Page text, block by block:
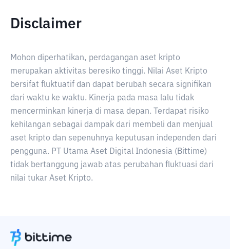
Disclaimer
Mohon diperhatikan, perdagangan aset kripto
merupakan aktivitas beresiko tinggi. Nilai Aset Kripto
bersifat fluktuatif dan dapat berubah secara signifikan
dari waktu ke waktu. Kinerja pada masa lalu tidak
mencerminkan kinerja di masa depan. Terdapat risiko
kehilangan sebagai dampak dari membeli dan menjual
aset kripto dan sepenuhnya keputusan independen dari
pengguna. PT Utama Aset Digital Indonesia (Bittime)
tidak bertanggung jawab atas perubahan fluktuasi dari
nilai tukar Aset Kripto.